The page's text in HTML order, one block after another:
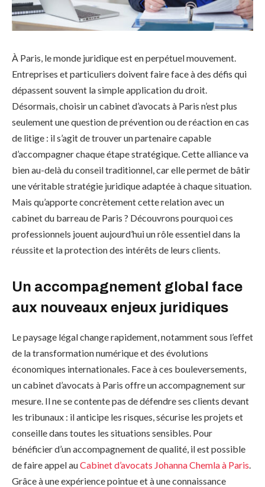
À Paris, le monde juridique est en perpétuel mouvement.
Entreprises et particuliers doivent faire face à des défis qui
dépassent souvent la simple application du droit.
Désormais, choisir un cabinet d’avocats à Paris n’est plus
seulement une question de prévention ou de réaction en cas
de litige : il s’agit de trouver un partenaire capable
d’accompagner chaque étape stratégique. Cette alliance va
bien au-delà du conseil traditionnel, car elle permet de bâtir
une véritable stratégie juridique adaptée à chaque situation.
Mais qu’apporte concrètement cette relation avec un
cabinet du barreau de Paris ? Découvrons pourquoi ces
professionnels jouent aujourd’hui un rôle essentiel dans la
réussite et la protection des intérêts de leurs clients.
Un accompagnement global face
aux nouveaux enjeux juridiques
Le paysage légal change rapidement, notamment sous l’effet
de la transformation numérique et des évolutions
économiques internationales. Face à ces bouleversements,
un cabinet d’avocats à Paris offre un accompagnement sur
mesure. Il ne se contente pas de défendre ses clients devant
les tribunaux : il anticipe les risques, sécurise les projets et
conseille dans toutes les situations sensibles. Pour
bénéficier d’un accompagnement de qualité, il est possible
de faire appel auCabinet d’avocats Johanna Chemla à Paris.
Grâce à une expérience pointue et à une connaissance